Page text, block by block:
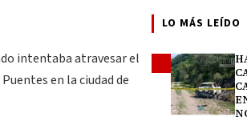
intentaba atravesar el
en la ciudad de
LO MÁS LEÍDO